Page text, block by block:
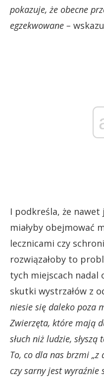
pokazuje, że obecne
egzekwowane –
I podkreśla, że
miałyby obejmować
lecznicami czy
rozwiązałoby to
tych miejscach nadal
skutki wystrzałów z
niesie się daleko poza
Zwierzęta, które mają
słuch niż ludzie,
To, co dla nas brzmi „z
czy sarny jest wyraźnie